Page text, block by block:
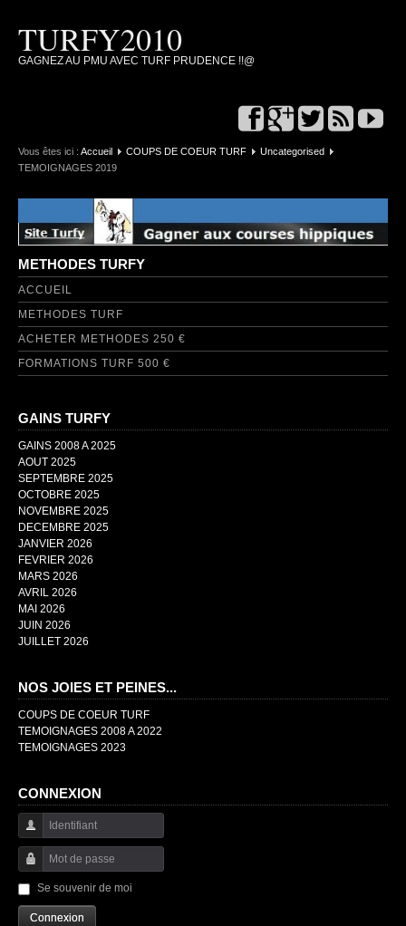
TURFY2010
GAGNEZ AU PMU AVEC TURF PRUDENCE !!@
Vous êtes ici : Accueil COUPS DE COEUR TURF
Uncategorised
TEMOIGNAGES 2019
METHODES TURFY
ACCUEIL
METHODES TURF
ACHETER METHODES 250 €
FORMATIONS TURF 500 €
GAINS TURFY
GAINS 2008 A 2025
AOUT 2025
SEPTEMBRE 2025
OCTOBRE 2025
NOVEMBRE 2025
DECEMBRE 2025
JANVIER 2026
FEVRIER 2026
MARS 2026
AVRIL 2026
MAI 2026
JUIN 2026
JUILLET 2026
NOS JOIES ET PEINES...
COUPS DE COEUR TURF
TEMOIGNAGES 2008 A 2022
TEMOIGNAGES 2023
CONNEXION
Identifiant
Mot de passe
Se souvenir de moi
Connexion